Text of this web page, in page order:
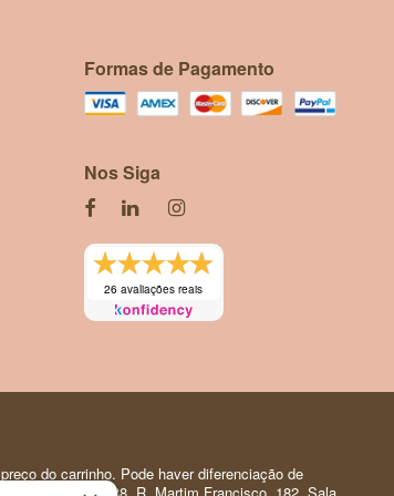
Formas de Pagamento
Nos Siga
26 avaliações reais
do carrinho. Pode haver diferenciação de